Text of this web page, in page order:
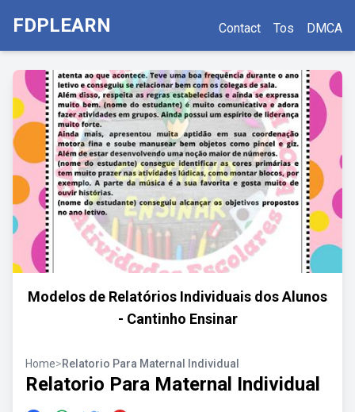
FDPLEARN Contact Tos DMCA
Modelos de Relatórios Individuais dos Alunos
- Cantinho Ensinar
Home>Relatorio Para Maternal Individual
Relatorio Para Maternal Individual